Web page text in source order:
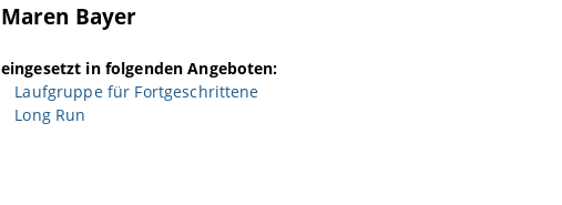
Maren Bayer
eingesetzt in folgenden Angeboten:
Laufgruppe für Fortgeschrittene
Long Run